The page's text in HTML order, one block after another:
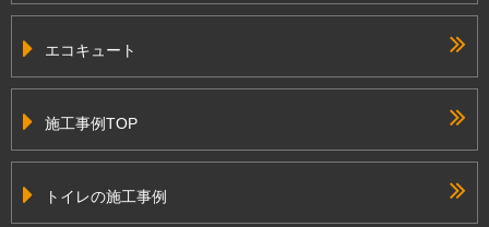
エコキュート
施工事例TOP
トイレの施工事例